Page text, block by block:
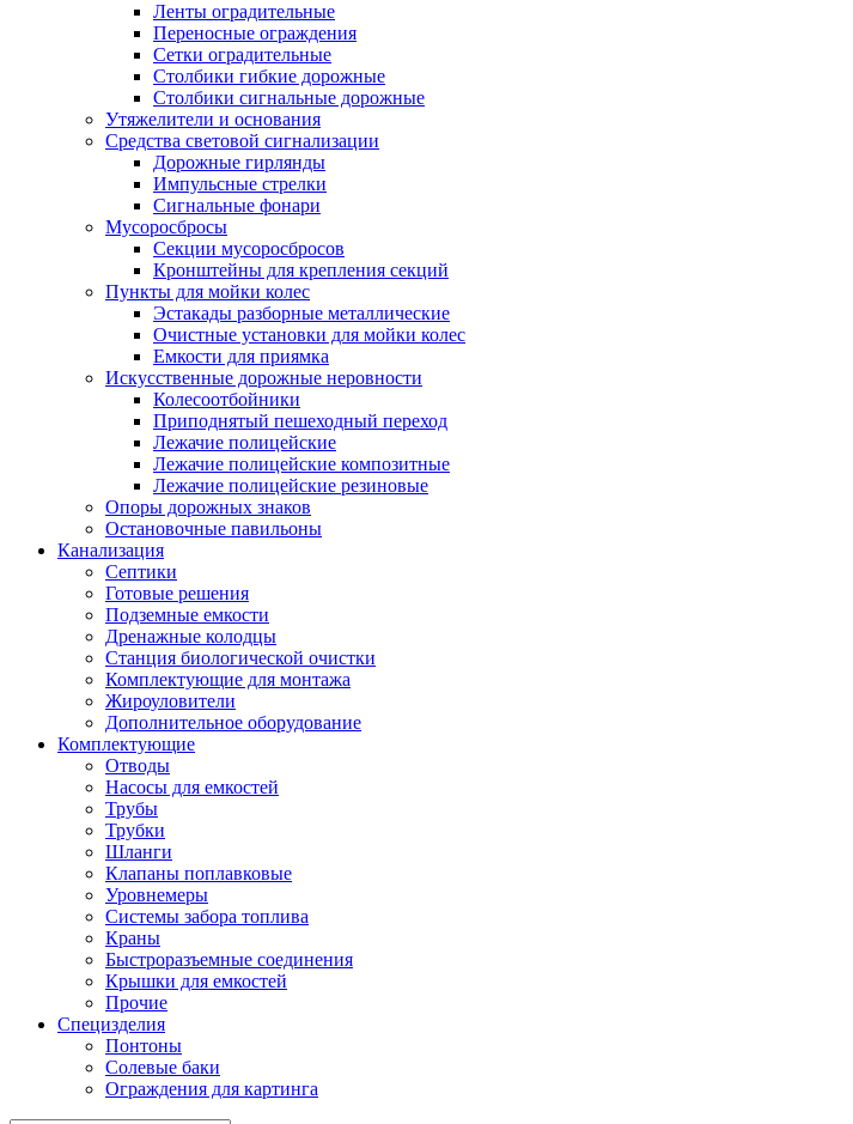
Ленты оградительные
Переносные ограждения
Сетки оградительные
Столбики гибкие дорожные
Столбики сигнальные дорожные
Утяжелители и основания
Средства световой сигнализации
Дорожные гирлянды
Импульсные стрелки
Сигнальные фонари
Мусоросбросы
Секции мусоросбросов
Кронштейны для крепления секций
Пункты для мойки колес
Эстакады разборные металлические
Очистные установки для мойки колес
Емкости для приямка
Искусственные дорожные неровности
Колесоотбойники
Приподнятый пешеходный переход
Лежачие полицейские
Лежачие полицейские композитные
Лежачие полицейские резиновые
Опоры дорожных знаков
Остановочные павильоны
Канализация
Септики
Готовые решения
Подземные емкости
Дренажные колодцы
Станция биологической очистки
Комплектующие для монтажа
Жироуловители
Дополнительное оборудование
Комплектующие
Отводы
Насосы для емкостей
Трубы
Трубки
Шланги
Клапаны поплавковые
Уровнемеры
Системы забора топлива
Краны
Быстроразъемные соединения
Крышки для емкостей
Прочие
Специзделия
Понтоны
Солевые баки
Ограждения для картинга